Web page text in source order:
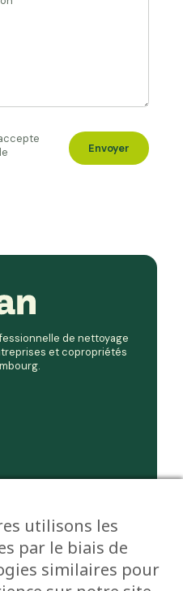
Envoyer
de nettoyage
et copropriétés
utilisons les
par le biais de
similaires pour